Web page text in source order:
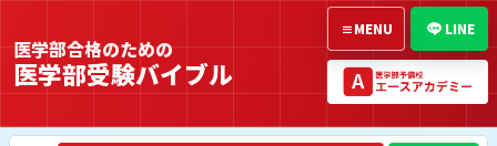
医学部合格のための
医学部受験バイブル
LINE
≡MENU